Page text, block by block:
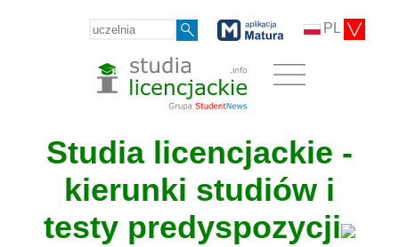
PL
Studia licencjackie -
kierunki studiów i
testy predyspozycji